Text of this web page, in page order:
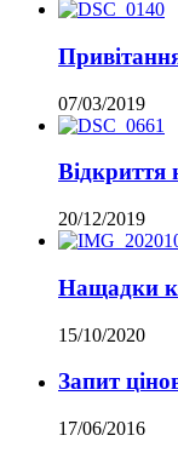
07/03/2019
Відкриття
20/12/2019
Нащадки
15/10/2020
Запит
17/06/2016